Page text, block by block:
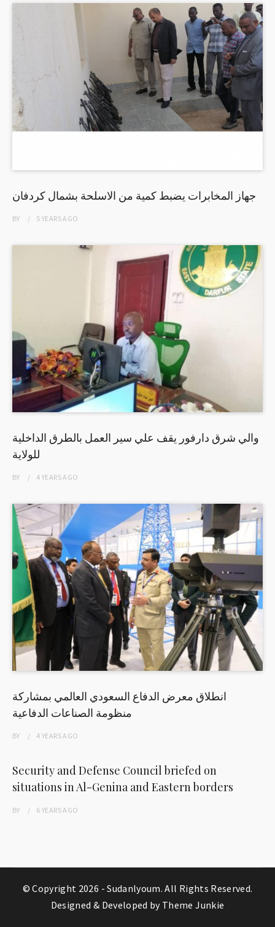
BY 5 YEARSAGO
والي شرق دارفور يقف علي سير العمل بالطرق الداخلية
للولاية
BY 4 YEARSAGO
انطلاق معرض الدفاع السعودي العالمي بمشاركة
منظومة الصناعات الدفاعية
BY 4 YEARSAGO
Security and Defense Council briefed on
situations in Al-Genina and Eastern borders
BY 6 YEARSAGO
© Copyright 2026 -Sudanlyoum. All Rights Reserved.
Designed & Developed by Theme Junkie